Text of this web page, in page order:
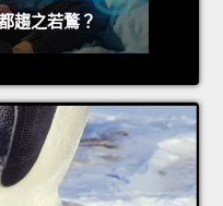
趨之若鶩？